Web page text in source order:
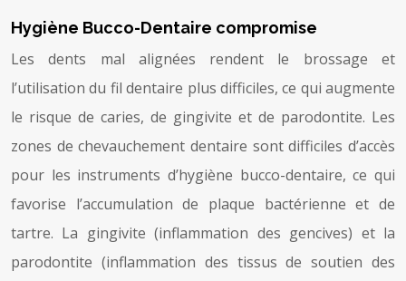
Hygiène Bucco-Dentaire compromise
Les dents mal alignées rendent le brossage et
l’utilisation du fil dentaire plus difficiles, ce qui augmente
le risque de caries, de gingivite et de parodontite. Les
zones de chevauchement dentaire sont difficiles d’accès
pour les instruments d’hygiène bucco-dentaire, ce qui
favorise l’accumulation de plaque bactérienne et de
tartre. La gingivite (inflammation des gencives) et la
parodontite (inflammation des tissus de soutien des